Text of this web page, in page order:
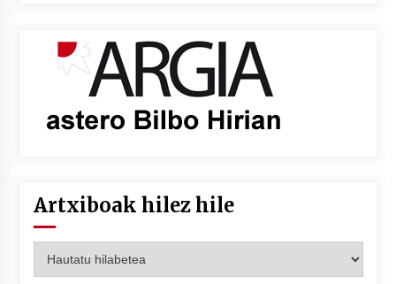
Artxiboak hilez hile
hilez